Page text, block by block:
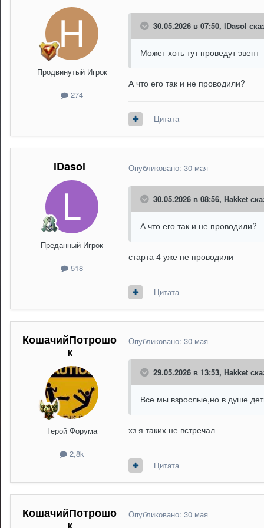
Продвинутый Игрок
274
30.05.2026 в 07:50, lDasol
Может хоть тут проведут эвент
А что его так и не проводили?
Цитата
lDasol
Преданный Игрок
518
Опубликовано: 30 мая
30.05.2026 в 08:56, Hakket
А что его так и не проводили?
старта 4 уже не проводили
Цитата
КошачийПотрошо
к
Герой Форума
2,8k
Опубликовано: 30 мая
29.05.2026 в 13:53, Hakket
Все мы взрослые,но в душе
хз я таких не встречал
Цитата
КошачийПотрошо
Опубликовано: 30 мая